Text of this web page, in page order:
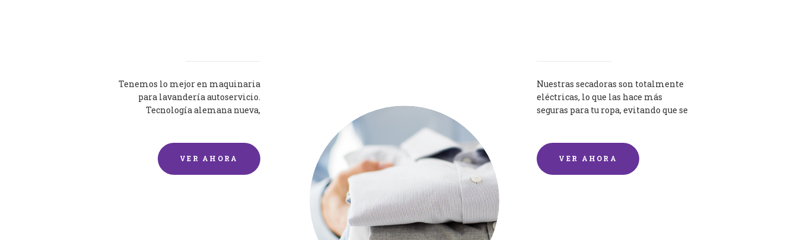
Tenemos lo mejor en maquinaria
para lavandería autoservicio.
Tecnología alemana nueva,
VER AHORA
Nuestras secadoras son totalmente
eléctricas, lo que las hace más
seguras para tu ropa, evitando que se
VER AHORA